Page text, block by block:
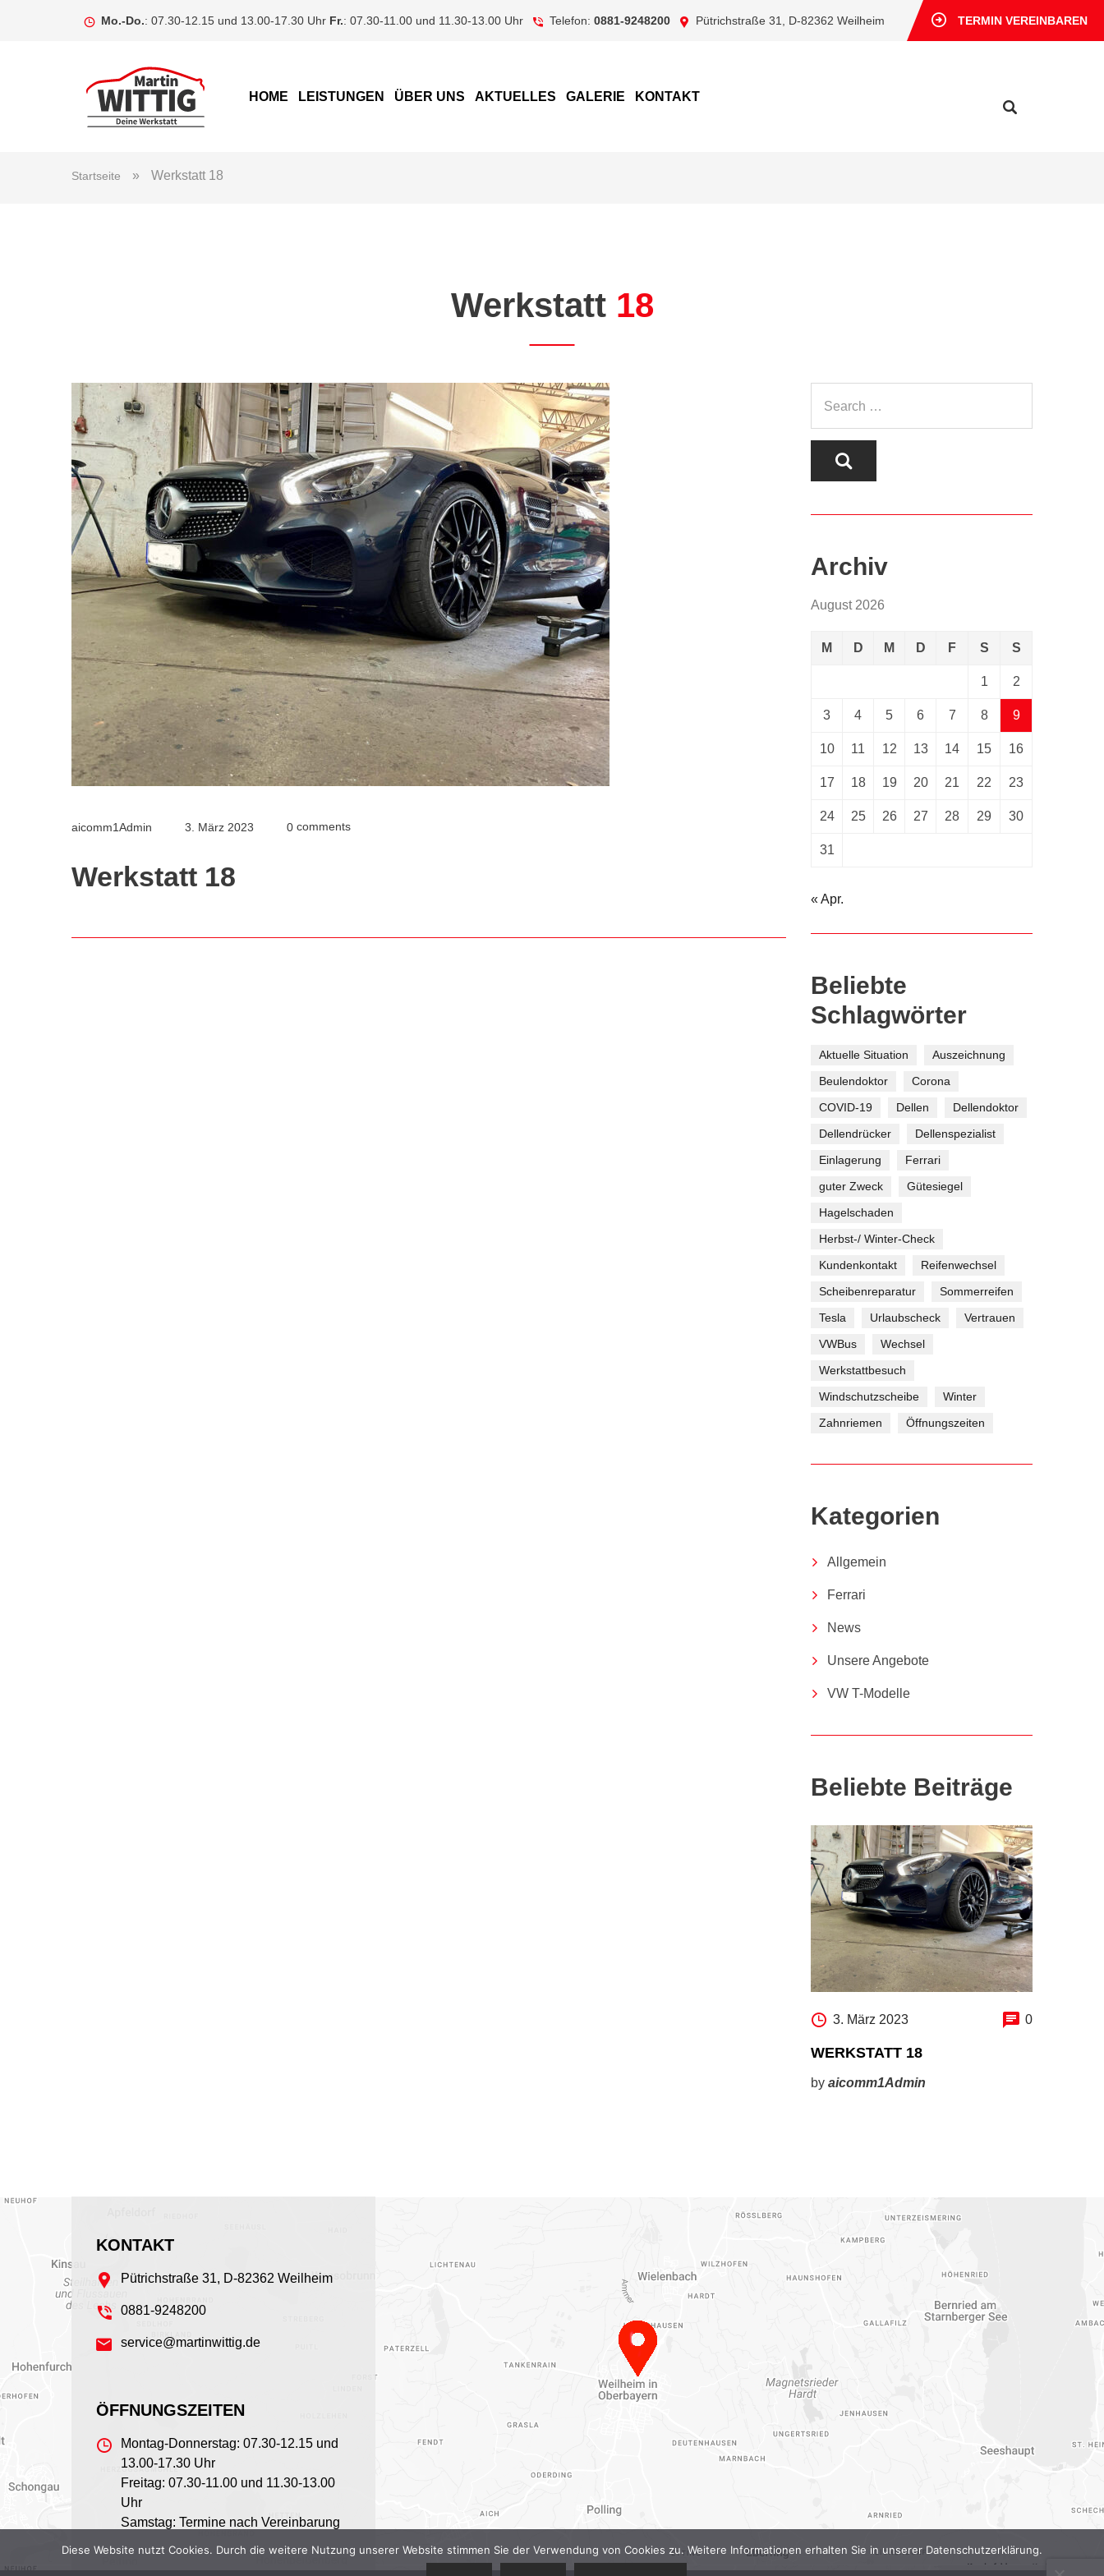
TERMIN VEREINBAREN
Mo.-Do.: 07.30-12.15 und 13.00-17.30 Uhr Fr.: 07.30-11.00 und 11.30-13.00 Uhr Telefon: 0881-9248200 Pütrichstraße 31, D-82362 Weilheim
HOME LEISTUNGEN ÜBER UNS AKTUELLES GA­LE­RIE KONTAKT
Startseite » Werkstatt 18
Werkstatt 18
aicomm1Admin 3. März 2023 0 comments
Werkstatt 18
Archiv
August 2026
M D M D F S S
1 2
3 4 5 6 7 8 9
10 11 12 13 14 15 16
17 18 19 20 21 22 23
24 25 26 27 28 29 30
31
« Apr.
Beliebte
Schlagwörter
Aktuelle Situation
Auszeichnung
Beulendoktor
Corona
COVID-19
Dellen
Dellendoktor
Dellendrücker
Dellenspezialist
Einlagerung
Ferrari
guter Zweck
Gütesiegel
Hagelschaden
Herbst-/ Winter-Check
Kundenkontakt
Reifenwechsel
Scheibenreparatur
Sommerreifen
Tesla
Urlaubscheck
Vertrauen
VWBus
Wechsel
Werkstattbesuch
Windschutzscheibe
Winter
Zahnriemen
Öffnungszeiten
Kategorien
Allgemein
Ferrari
News
Unsere Angebote
VW T-Modelle
Beliebte Beiträge
3. März 2023 0
WERKSTATT 18
by aicomm1Admin
KONTAKT
Pütrichstraße 31, D-82362 Weilheim
0881-9248200
service@martinwittig.de
ÖFFNUNGSZEITEN
Montag-Donnerstag: 07.30-12.15 und
13.00-17.30 Uhr
Freitag: 07.30-11.00 und 11.30-13.00
Uhr
Samstag: Termine nach Vereinbarung
Diese Website nutzt Cookies. Durch die weitere Nutzung unserer Website stimmen Sie der Verwendung von Cookies zu. Weitere Informationen erhalten Sie in unserer Datenschutzerklärung.